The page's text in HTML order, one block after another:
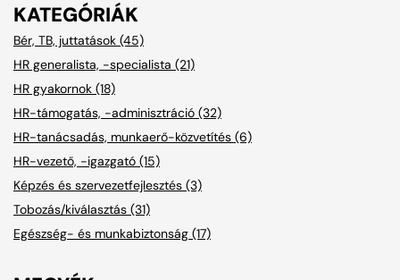
KATEGÓRIÁK
Bér, TB, juttatások (45)
HR generalista, -specialista (21)
HR gyakornok (18)
HR-támogatás, -adminisztráció (32)
HR-tanácsadás, munkaerő-közvetítés (6)
HR-vezető, -igazgató (15)
Képzés és szervezetfejlesztés (3)
Tobozás/kiválasztás (31)
Egészség- és munkabiztonság (17)